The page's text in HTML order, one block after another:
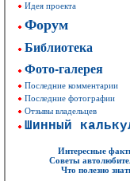
Идея проекта
Форум
Библиотека
Фото-галерея
Последние комментарии
Последние фотографии
Отзывы владельцев
Шинный
Интересные
Советы
Что полезно